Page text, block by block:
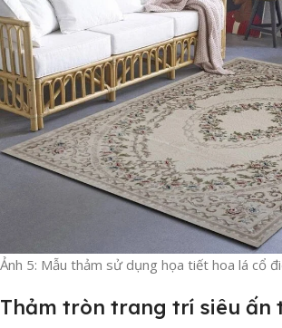
Ảnh 5: Mẫu thảm sử dụng họa tiết hoa lá cổ
Thảm tròn trang trí siêu ấn